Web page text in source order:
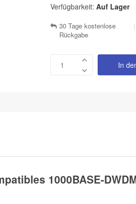
Verfügbarkeit: Auf Lager
30 Tage kostenlose
Rückgabe
|
In
1000BASE-